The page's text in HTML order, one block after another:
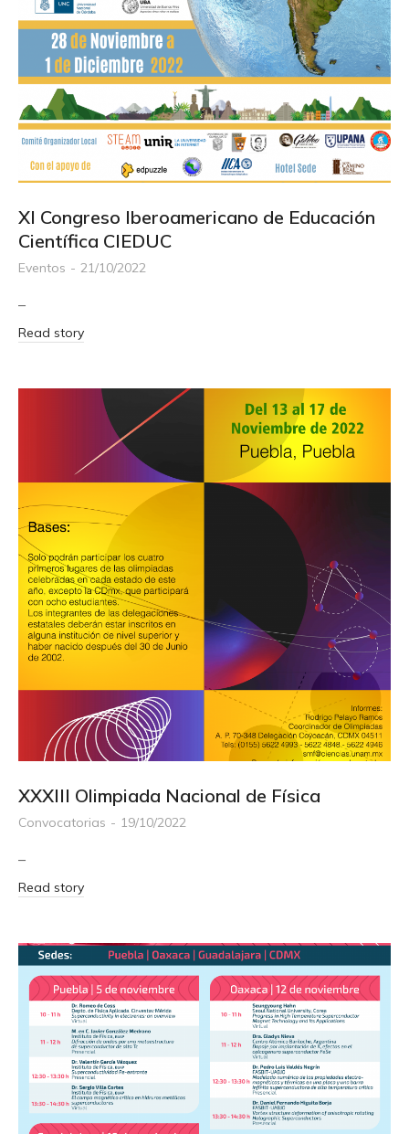
XI Congreso Iberoamericano de Educación
Científica CIEDUC
Eventos 21/10/2022
–
Read story
XXXIII Olimpiada Nacional de Física
Convocatorias 19/10/2022
–
Read story